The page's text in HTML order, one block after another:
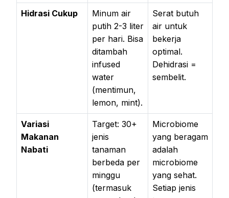
Hidrasi Cukup
Minum air
putih 2-3 liter
per hari. Bisa
ditambah
infused
water
(mentimun,
lemon, mint).
Serat butuh
air untuk
bekerja
optimal.
Dehidrasi =
sembelit.
Variasi
Makanan
Nabati
Target: 30+
jenis
tanaman
berbeda per
minggu
(termasuk
Microbiome
yang beragam
adalah
microbiome
yang sehat.
Setiap jenis